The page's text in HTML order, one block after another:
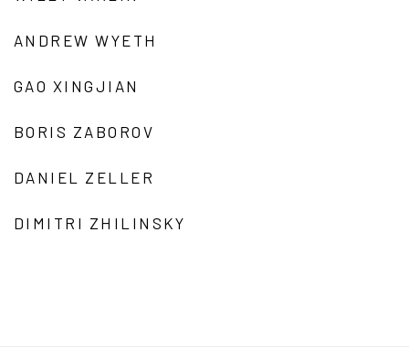
ANDREW WYETH
GAO XINGJIAN
BORIS ZABOROV
DANIEL ZELLER
DIMITRI ZHILINSKY